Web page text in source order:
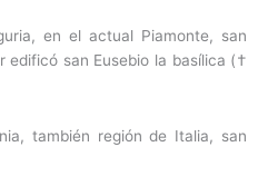
en el actual Piamonte, san
edificó san Eusebio la basílica (†
también región de Italia, san